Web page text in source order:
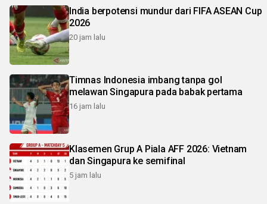
India berpotensi mundur dari FIFA ASEAN Cup
2026
20 jam lalu
Timnas Indonesia imbang tanpa gol
melawan Singapura pada babak pertama
16 jam lalu
Klasemen Grup A Piala AFF 2026: Vietnam
dan Singapura ke semifinal
5 jam lalu